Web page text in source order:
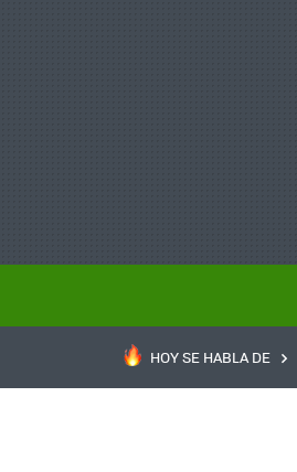
HOY SE HABLA DE